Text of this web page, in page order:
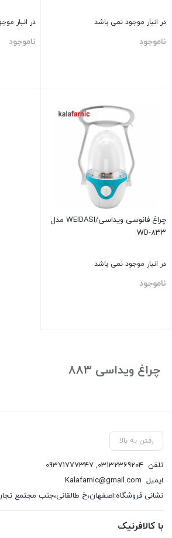
در انبار موجود نمی باشد
ناموجود
در انبار
ناموجود
چراغ فانوسی ویداسی/WEIDASI مدل
WD-۸۳۳
در انبار موجود نمی باشد
ناموجود
چراغ ویداسی 883
رفتن به بالا
تلفن 03132369204
,
09371777347
ایمیل Kalafarnic@gmail.com
نشانی فروشگاه:اصفهان،خ طالقانی،جنب مجتمع
با کالافرنیک